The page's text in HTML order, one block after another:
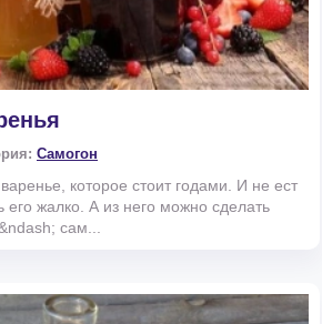
Самогон
которое стоит годами. И не ест
его жалко. А из него можно сделать
сам...